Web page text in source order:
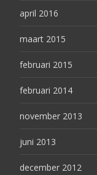
april 2016
maart 2015
februari 2015
februari 2014
november 2013
juni 2013
december 2012